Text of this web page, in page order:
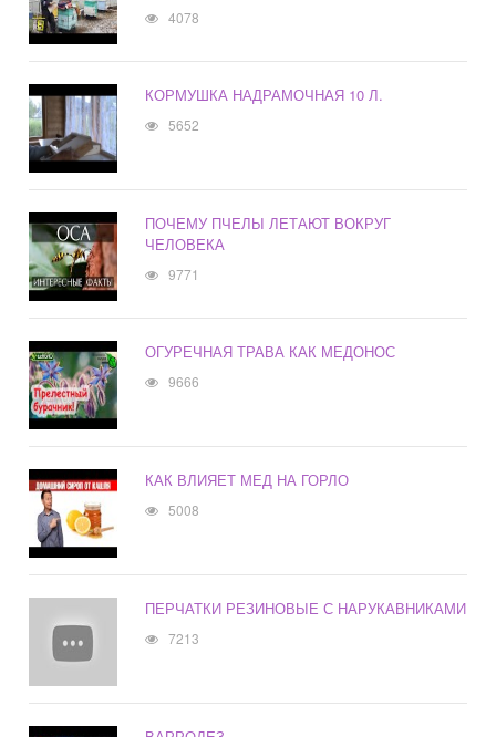
4078
КОРМУШКА НАДРАМОЧНАЯ 10 Л.
5652
ПОЧЕМУ ПЧЕЛЫ ЛЕТАЮТ ВОКРУГ
ЧЕЛОВЕКА
9771
ОГУРЕЧНАЯ ТРАВА КАК МЕДОНОС
9666
КАК ВЛИЯЕТ МЕД НА ГОРЛО
5008
ПЕРЧАТКИ РЕЗИНОВЫЕ С НАРУКАВНИКАМИ
7213